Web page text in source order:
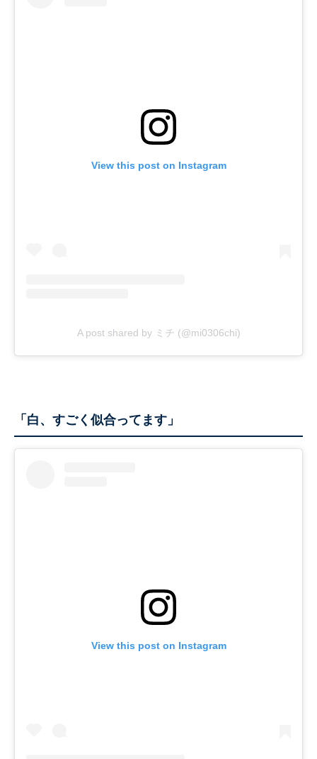
View this post on Instagram
A post shared by ミチ (@mi0306chi)
「白、すごく似合ってます」
View this post on Instagram